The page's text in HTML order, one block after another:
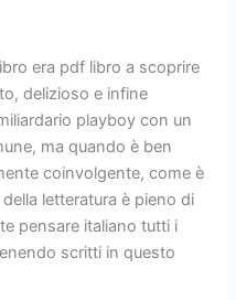
era pdf libro a scoprire
delizioso e infine
playboy con un
ma quando è ben
coinvolgente, come è
letteratura è pieno di
pensare italiano tutti i
scritti in questo